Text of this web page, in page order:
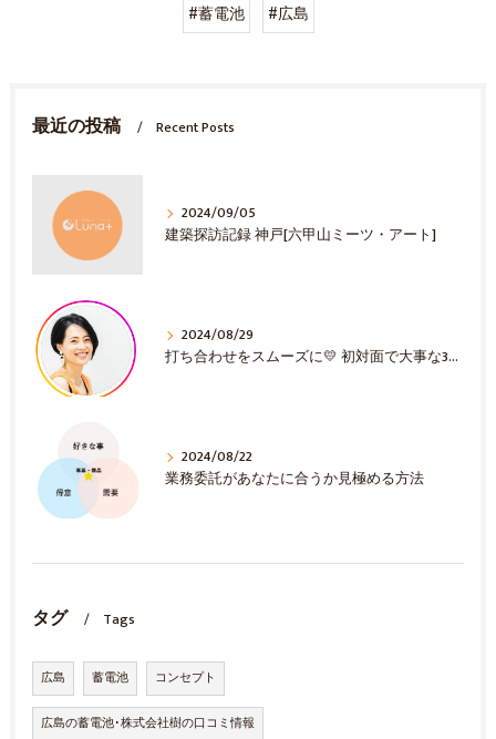
#蓄電池 #広島
最近の投稿 Recent Posts
2024/09/05
建築探訪記録 神戸[六甲山ミーツ・アート]
2024/08/29
打ち合わせをスムーズに💛 初対面で大事な3選！
2024/08/22
業務委託があなたに合うか見極める方法
タグ Tags
広島 蓄電池 コンセプト
広島の蓄電池･株式会社樹の口コミ情報